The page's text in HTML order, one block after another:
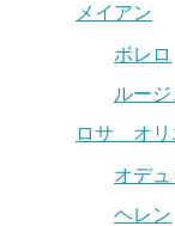
メイアン
ボレロ
ルー
ロサ オリ
オデ
ヘレン